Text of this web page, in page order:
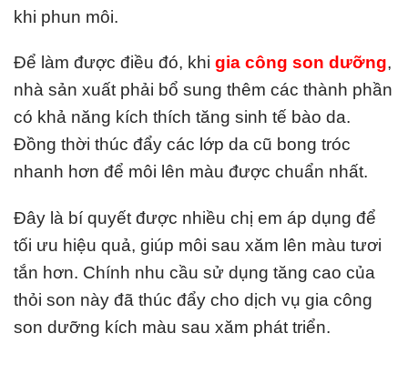
khi phun môi.
Để làm được điều đó, khi gia công son dưỡng,
nhà sản xuất phải bổ sung thêm các thành phần
có khả năng kích thích tăng sinh tế bào da.
Đồng thời thúc đẩy các lớp da cũ bong tróc
nhanh hơn để môi lên màu được chuẩn nhất.
Đây là bí quyết được nhiều chị em áp dụng để
tối ưu hiệu quả, giúp môi sau xăm lên màu tươi
tắn hơn. Chính nhu cầu sử dụng tăng cao của
thỏi son này đã thúc đẩy cho dịch vụ gia công
son dưỡng kích màu sau xăm phát triển.